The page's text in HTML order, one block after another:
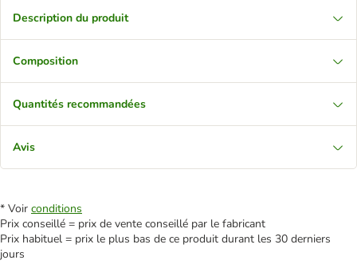
Description du produit
Composition
Quantités recommandées
Avis
* Voir conditions
Prix conseillé = prix de vente conseillé par le fabricant
Prix habituel = prix le plus bas de ce produit durant les 30 derniers
jours